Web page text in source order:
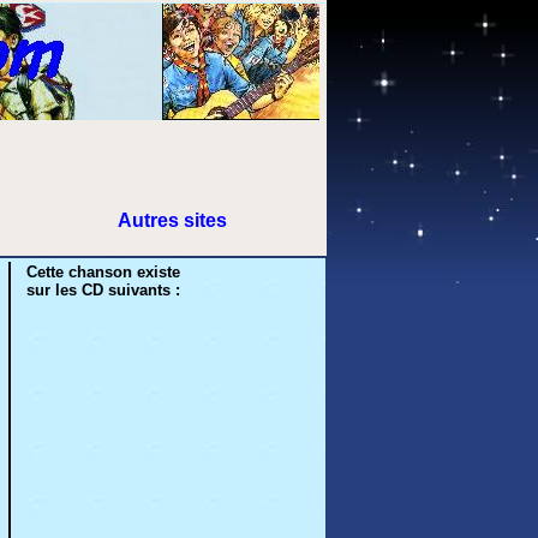
Autres sites
Cette chanson existe
sur les CD suivants :